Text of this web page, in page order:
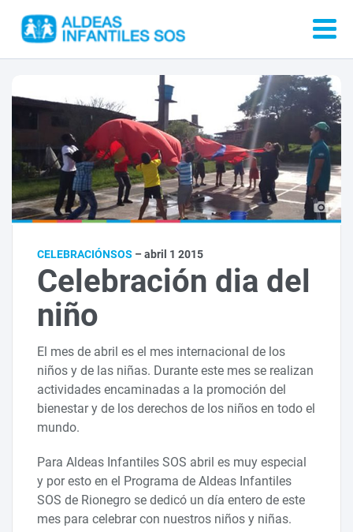
CELEBRACIÓNSOS – abril 1 2015
Celebración dia del
niño
El mes de abril es el mes internacional de los
niños y de las niñas. Durante este mes se realizan
actividades encaminadas a la promoción del
bienestar y de los derechos de los niños en todo el
mundo.
Para Aldeas Infantiles SOS abril es muy especial
y por esto en el Programa de Aldeas Infantiles
SOS de Rionegro se dedicó un día entero de este
mes para celebrar con nuestros niños y niñas.